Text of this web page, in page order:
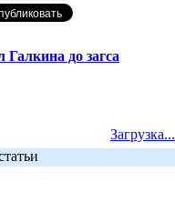
до загса
Загрузка...